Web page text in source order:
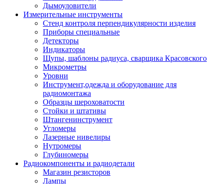
Дымоуловители
Измерительные инструменты
Стенд контроля перпендикулярности изделия
Приборы специальные
Детекторы
Индикаторы
Щупы, шаблоны радиуса, сварщика Красовского
Микрометры
Уровни
Инструмент,одежда и оборудование для
радиомонтажа
Образцы шероховатости
Стойки и штативы
Штангенинструмент
Угломеры
Лазерные нивелиры
Нутромеры
Глубиномеры
Радиокомпоненты и радиодетали
Магазин резисторов
Лампы